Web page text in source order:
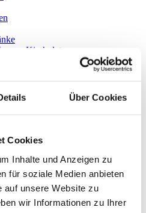
Über Cookies
Cookies
Inhalte und Anzeigen zu
für soziale Medien anbieten
auf unsere Website zu
wir Informationen zu Ihrer
am Kirchplatz
Museumswelt
in Frastanz
Au
Felsenau